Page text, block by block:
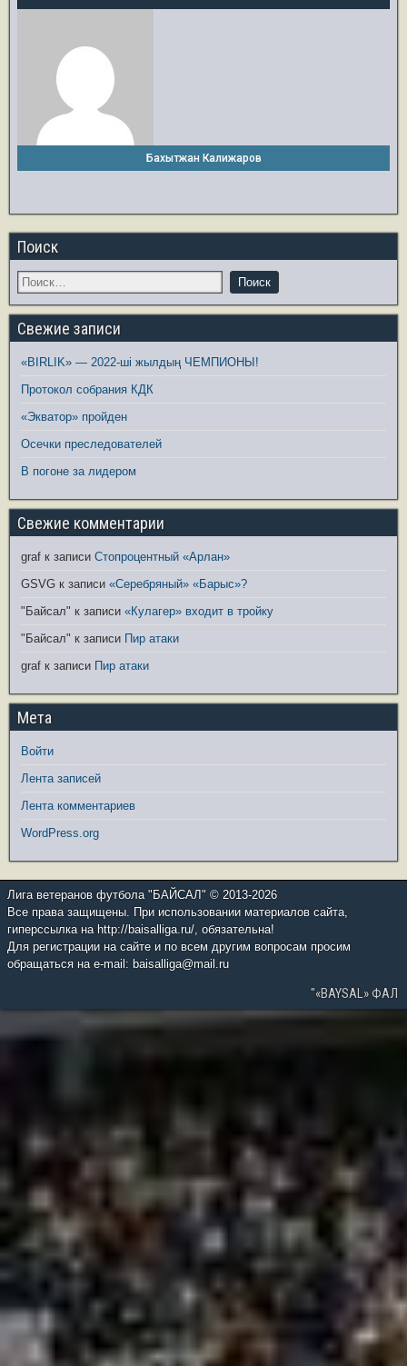
Бахытжан Калижаров
Поиск
Свежие записи
«BIRLIK» — 2022-ші жылдың ЧЕМПИОНЫ!
Протокол собрания КДК
«Экватор» пройден
Осечки преследователей
В погоне за лидером
Свежие комментарии
graf к записи Стопроцентный «Арлан»
GSVG к записи «Серебряный» «Барыс»?
"Байсал" к записи «Кулагер» входит в тройку
"Байсал" к записи Пир атаки
graf к записи Пир атаки
Мета
Войти
Лента записей
Лента комментариев
WordPress.org
Лига ветеранов футбола "БАЙСАЛ" © 2013-2026
Все права защищены. При использовании материалов сайта,
гиперссылка на http://baisalliga.ru/, обязательна!
Для регистрации на сайте и по всем другим вопросам просим
обращаться на e-mail: baisalliga@mail.ru
"«BAYSAL» ФАЛ